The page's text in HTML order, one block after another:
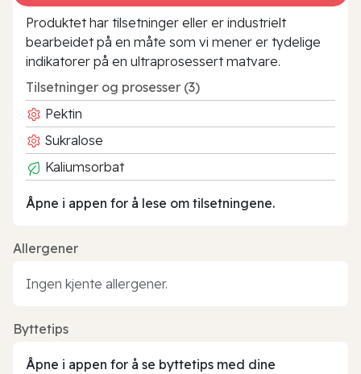
Produktet har tilsetninger eller er industrielt
bearbeidet på en måte som vi mener er tydelige
indikatorer på en ultraprosessert matvare.
Tilsetninger og prosesser (3)
Pektin
Sukralose
Kaliumsorbat
Åpne i appen for å lese om tilsetningene.
Allergener
Ingen kjente allergener.
Byttetips
Åpne i appen for å se byttetips med dine